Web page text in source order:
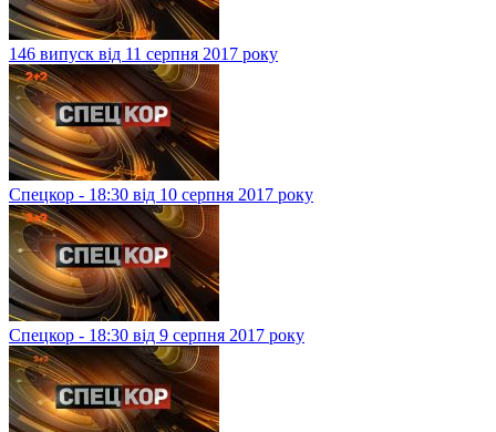
146 випуск від 11 серпня 2017 року
Спецкор - 18:30 від 10 серпня 2017 року
Спецкор - 18:30 від 9 серпня 2017 року